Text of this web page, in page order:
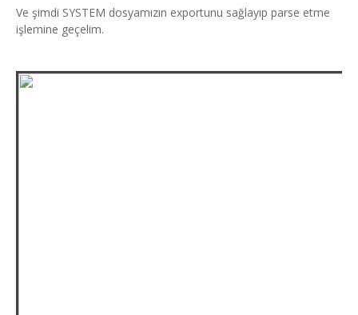
Ve şimdi SYSTEM dosyamızın exportunu sağlayıp parse etme
işlemine geçelim.